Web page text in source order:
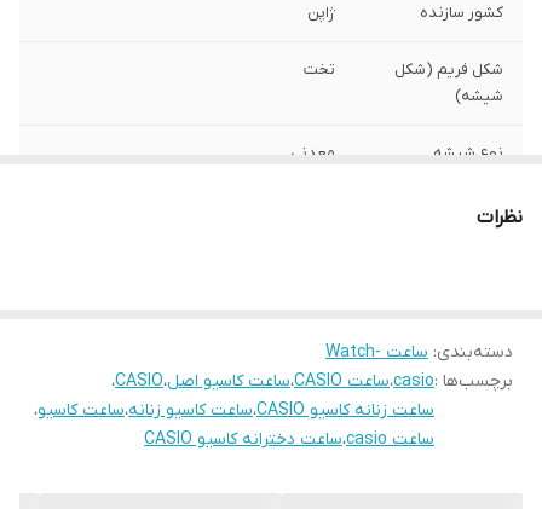
کشور سازنده ژاپن
شکل فریم (شکل
شیشه)
تخت
نوع شیشه معدنی
مقاومت ضد آب
قاب)
فولاد
نظرات
دسته‌بندی: ساعت -Watch
برچسب‌ها :casio،ساعت CASIO ،ساعت کاسیو اصل،CASIO،
ساعت زنانه کاسیو CASIO
،ساعت کاسیو زنانه،ساعت کاسیو،
ساعت casio
،ساعت دخترانه کاسیو CASIO